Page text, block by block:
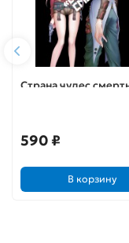
Страна чудес
590 ₽
В корзину